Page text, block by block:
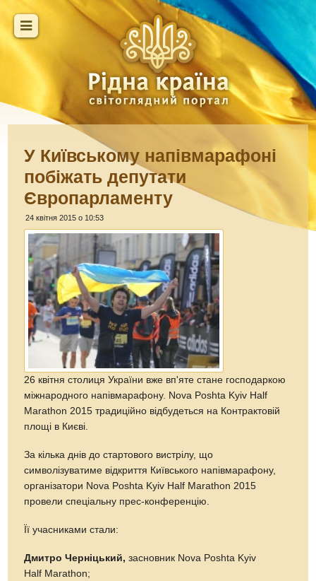
У Київському напівмарафоні
побіжать депутати
Європарламенту
24 квітня 2015 о 10:53
26 квітня столиця України вже вп'яте стане господаркою
міжнародного напівмарафону. Nova Poshta Kyiv Half
Marathon 2015 традиційно відбудеться на Контрактовій
площі в Києві.
За кілька днів до стартового вистрілу, що
символізуватиме відкриття Київського напівмарафону,
організатори Nova Poshta Kyiv Half Marathon 2015
провели спеціальну прес-конференцію.
Її учасниками стали:
Дмитро Черніцький, засновник Nova Poshta Kyiv
Half Marathon;